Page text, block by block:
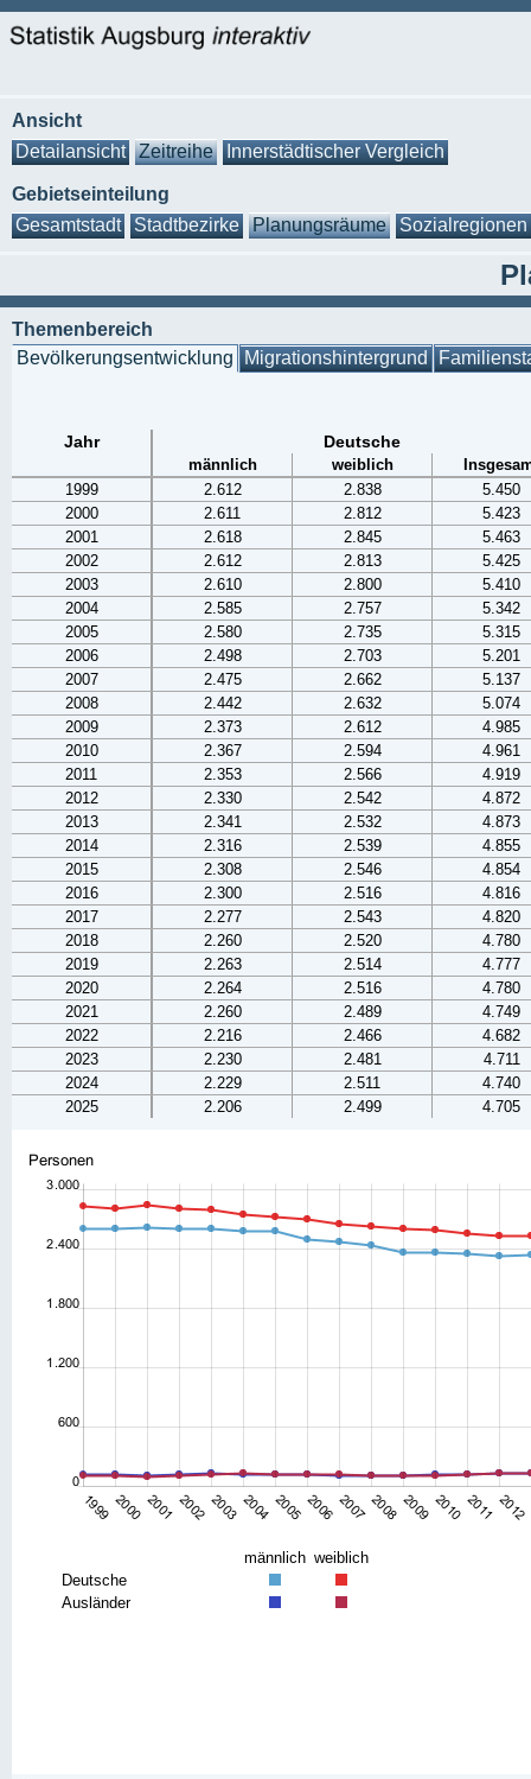
Ansicht
Detailansicht
Zeitreihe Innerstädtischer Vergleich
Gebietseinteilung
Gesamtstadt
Stadtbezirke Planungsräume Sozialregionen
Themenbereich
Bevölkerungsentwicklung Migrationshintergrund
Jahr Deutsche
männlich weiblich
1999
2.612 2.838
5.450
2000
2.611 2.812
5.423
2001
2.618 2.845
5.463
2002
2.612 2.813
5.425
2003
2.610 2.800
5.410
2004
2.585 2.757
5.342
2005
2.580 2.735
5.315
2006
2.498 2.703
5.201
2007
2.475 2.662
5.137
2008
2.442 2.632
5.074
2009
2.373 2.612
4.985
2010
2.367 2.594
4.961
2011
2.353 2.566
4.919
2012
2.330 2.542
4.872
2013
2.341 2.532
4.873
2014
2.316 2.539
4.855
2015
2.308 2.546
4.854
2016
2.300 2.516
4.816
2017
2.277 2.543
4.820
2018
2.260 2.520
4.780
2019
2.263 2.514
4.777
2020
2.264 2.516
4.780
2021
2.260 2.489
4.749
2022
2.216 2.466
4.682
2023
2.230 2.481
4.711
2024
2.229 2.511
4.740
2025
2.206 2.499 4.705
männlich weiblich
Deutsche
Ausländer